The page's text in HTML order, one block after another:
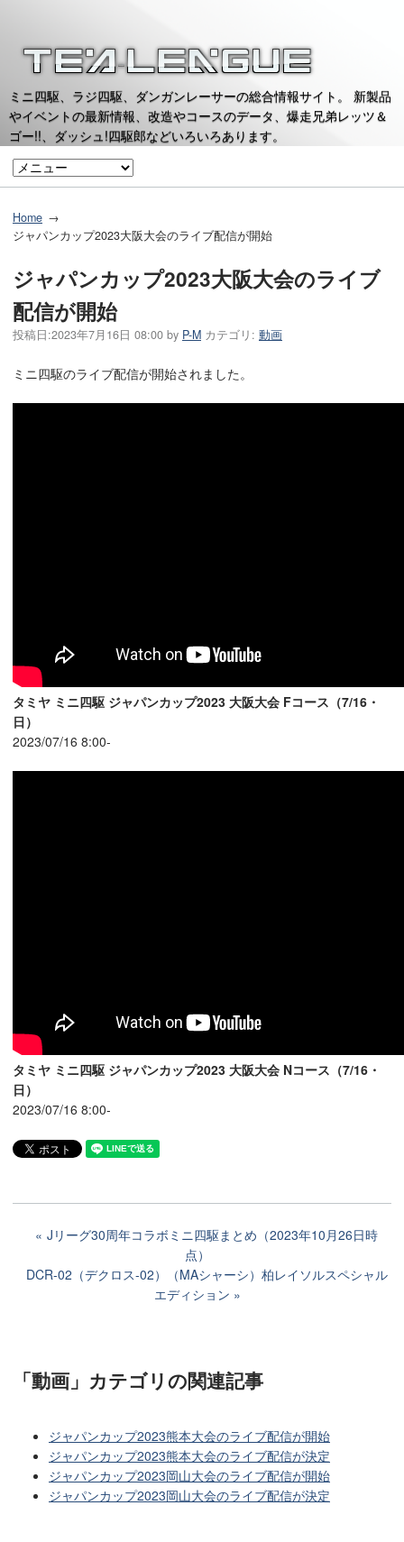
ミニ四駆、ラジ四駆、ダンガンレーサーの総合情報サイト。 新製品
やイベントの最新情報、改造やコースのデータ、爆走兄弟レッツ＆
ゴー!!、ダッシュ!四駆郎などいろいろあります。
Home
ジャパンカップ2023大阪大会のライブ配信が開始
ジャパンカップ2023大阪大会のライブ
配信が開始
投稿日:2023年7月16日 08:00 by P-M カテゴリ: 動画
ミニ四駆のライブ配信が開始されました。
タミヤ ミニ四駆 ジャパンカップ2023 大阪大会 Fコース（7/16・
日）
2023/07/16 8:00-
タミヤ ミニ四駆 ジャパンカップ2023 大阪大会 Nコース（7/16・
日）
2023/07/16 8:00-
Jリーグ30周年コラボミニ四駆まとめ（2023年10月26日時
点）
DCR-02（デクロス-02）（MAシャーシ）柏レイソルスペシャル
エディション
「動画」カテゴリの関連記事
ジャパンカップ2023熊本大会のライブ配信が開始
ジャパンカップ2023熊本大会のライブ配信が決定
ジャパンカップ2023岡山大会のライブ配信が開始
ジャパンカップ2023岡山大会のライブ配信が決定